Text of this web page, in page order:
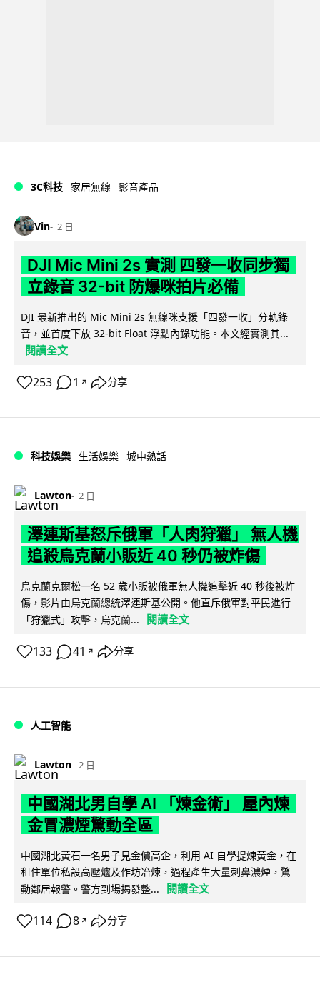
3C科技 家居無線 影音產品
Vin 2 日
DJI Mic Mini 2s 實測 四發一收同步獨
立錄音 32-bit 防爆咪拍片必備
DJI 最新推出的 Mic Mini 2s 無線咪支援「四發一收」分軌錄
音，並首度下放 32-bit Float 浮點內錄功能。本文經實測其...
閱讀全文
253 1 ↗ 分享
科技娛樂 生活娛樂 城中熱話
Lawton 2 日
澤連斯基怒斥俄軍「人肉狩獵」 無人機
追殺烏克蘭小販近 40 秒仍被炸傷
烏克蘭克爾松一名 52 歲小販被俄軍無人機追擊近 40 秒後被炸
傷，影片由烏克蘭總統澤連斯基公開。他直斥俄軍對平民進行
「狩獵式」攻擊，烏克蘭...
閱讀全文
133 41 ↗ 分享
人工智能
Lawton 2 日
中國湖北男自學 AI 「煉金術」 屋內煉
金冒濃煙驚動全區
中國湖北黃石一名男子見金價高企，利用 AI 自學提煉黃金，在
租住單位私設高壓爐及作坊冶煉，過程產生大量刺鼻濃煙，驚
動鄰居報警。警方到場揭發整...
閱讀全文
114 8 ↗ 分享